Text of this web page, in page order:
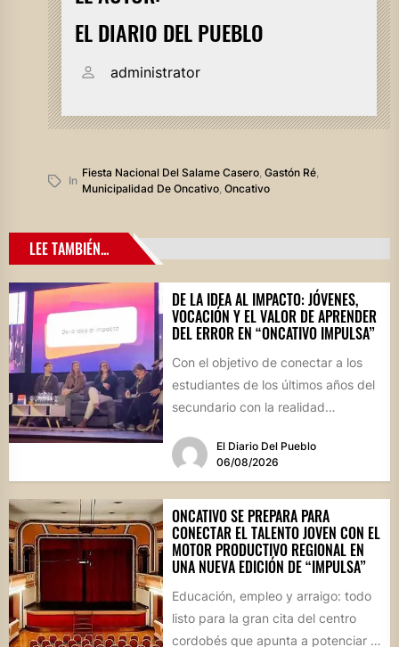
EL DIARIO DEL PUEBLO
administrator
In
Fiesta Nacional Del Salame Casero, Gastón Ré,
Municipalidad De Oncativo, Oncativo
LEE TAMBIÉN...
DE LA IDEA AL IMPACTO: JÓVENES,
VOCACIÓN Y EL VALOR DE APRENDER
DEL ERROR EN “ONCATIVO IMPULSA”
Con el objetivo de conectar a los
estudiantes de los últimos años del
secundario con la realidad
El Diario Del Pueblo
06/08/2026
ONCATIVO SE PREPARA PARA
CONECTAR EL TALENTO JOVEN CON EL
MOTOR PRODUCTIVO REGIONAL EN
UNA NUEVA EDICIÓN DE “IMPULSA”
Educación, empleo y arraigo: todo
listo para la gran cita del centro
cordobés que apunta a potenciar el